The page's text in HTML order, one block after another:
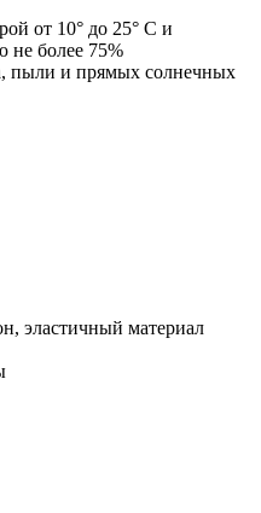
от 10° до 25° С и
не более 75%
пыли и прямых солнечных
эластичный материал